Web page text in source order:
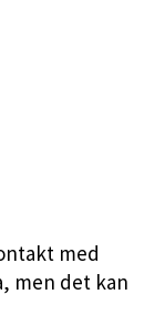
med
men det kan